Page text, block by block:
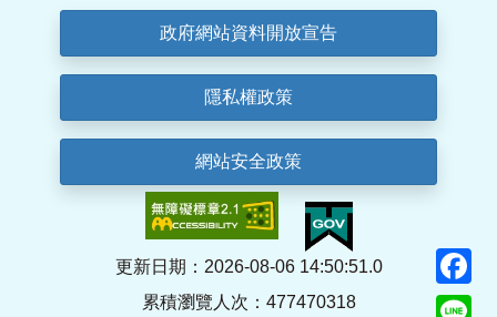
政府網站資料開放宣告
隱私權政策
網站安全政策
更新日期：2026-08-06 14:50:51.0
累積瀏覽人次：477470318